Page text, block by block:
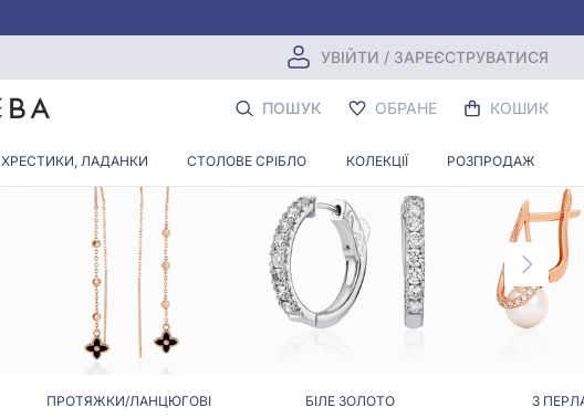
УВІЙТИ / ЗАРЕЄСТРУВАТИСЯ
ПОШУК ОБРАНЕ КОШИК
ХРЕСТИКИ, ЛАДАНКИ СТОЛОВЕ СРІБЛО КОЛЕКЦІЇ РОЗПРОДАЖ
ПРОТЯЖКИ/ЛАНЦЮГОВІ БІЛЕ ЗОЛОТО З